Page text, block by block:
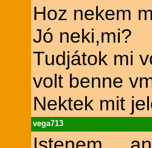
Hoz nekem
Jó neki,mi?
Tudjátok mi
volt benne
Nektek mit
vega713